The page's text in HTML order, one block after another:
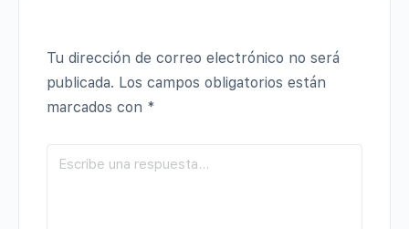
Tu dirección de correo electrónico no será
publicada. Los campos obligatorios están
marcados con *